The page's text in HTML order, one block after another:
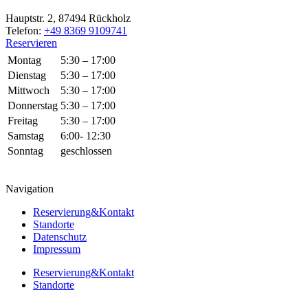
Hauptstr. 2, 87494 Rückholz
Telefon: +49 8369 9109741
Reservieren
Montag
5:30 – 17:00
Dienstag
5:30 – 17:00
Mittwoch
5:30 – 17:00
Donnerstag 5:30 – 17:00
Freitag
5:30 – 17:00
Samstag
6:00- 12:30
Sonntag
geschlossen
Navigation
Reservierung&Kontakt
Standorte
Datenschutz
Impressum
Reservierung&Kontakt
Standorte